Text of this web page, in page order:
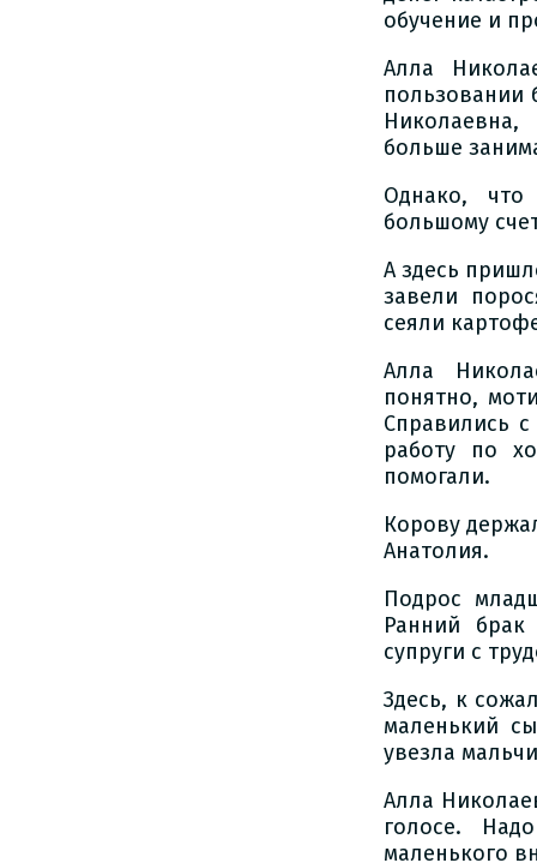
обучение и
Алла
пользовании
Николаевна,
больше
Однако, что
большому
А здесь
завели
сеяли
Алла
понятно,
Справились
работу по
помогали.
Корову
Анатолия.
Подрос
Ранний брак
супруги с
Здесь, к
маленький
увезла
Алла
голосе.
маленького